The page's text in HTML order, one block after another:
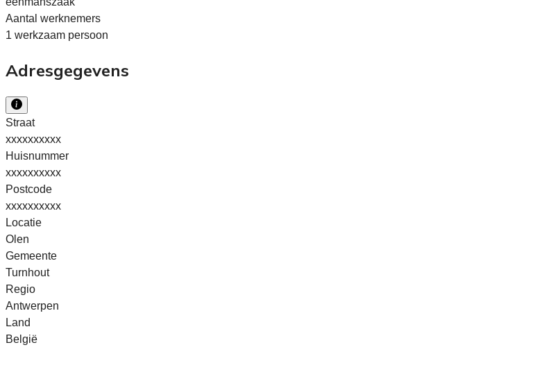
Aantal werknemers
1 werkzaam persoon
Adresgegevens
Straat
xxxxxxxxxx
Huisnummer
xxxxxxxxxx
Postcode
xxxxxxxxxx
Locatie
Olen
Gemeente
Turnhout
Regio
Antwerpen
Land
België